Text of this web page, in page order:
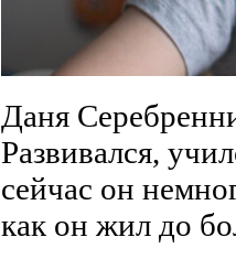
Даня
Развивался,
сейчас он
как он жил до